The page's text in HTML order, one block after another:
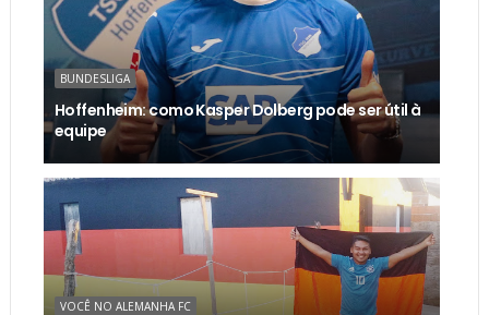
BUNDESLIGA
Hoffenheim: como Kasper Dolberg pode ser útil à
equipe
VOCÊ NO ALEMANHA FC